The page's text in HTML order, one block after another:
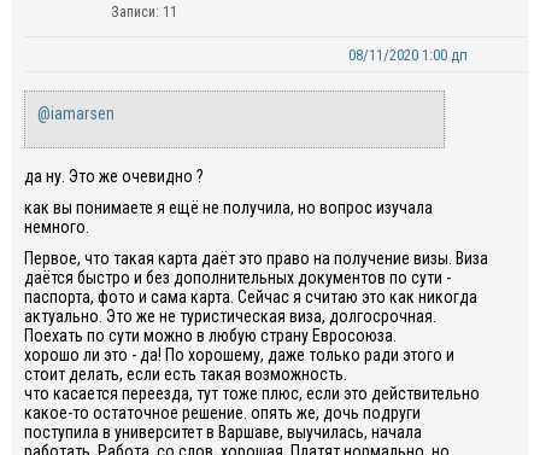
Записи: 11
08/11/2020 1:00 дп
@iamarsen
да ну. Это же очевидно ?
как вы понимаете я ещё не получила, но вопрос изучала
немного.
Первое, что такая карта даёт это право на получение визы. Виза
даётся быстро и без дополнительных документов по сути -
паспорта, фото и сама карта. Сейчас я считаю это как никогда
актуально. Это же не туристическая виза, долгосрочная.
Поехать по сути можно в любую страну Евросоюза.
хорошо ли это - да! По хорошему, даже только ради этого и
стоит делать, если есть такая возможность.
что касается переезда, тут тоже плюс, если это действительно
какое-то остаточное решение. опять же, дочь подруги
поступила в университет в Варшаве, выучилась, начала